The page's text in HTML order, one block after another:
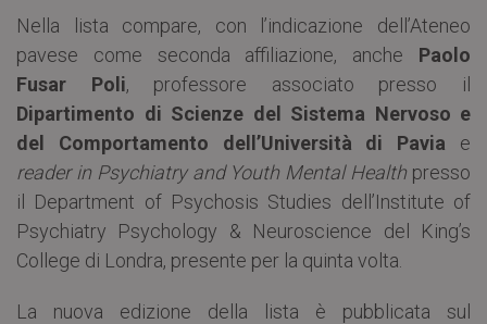
Nella lista compare, con l’indicazione dell’Ateneo
pavese come seconda affiliazione, anche Paolo
Fusar Poli, professore associato presso il
Dipartimento di Scienze del Sistema Nervoso e
del Comportamento dell’Università di Pavia e
reader in Psychiatry and Youth Mental Health presso
il Department of Psychosis Studies dell’Institute of
Psychiatry Psychology & Neuroscience del King’s
College di Londra, presente per la quinta volta.
La nuova edizione della lista è pubblicata sul